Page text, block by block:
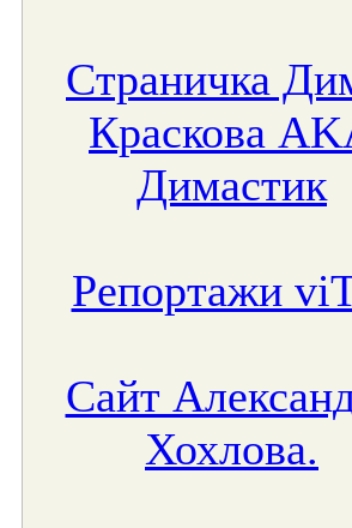
Страничка
Краскова
Димастик
Репортажи
Сайт
Хохлова.